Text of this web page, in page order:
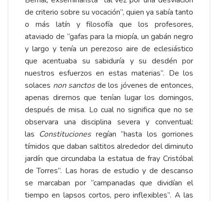
de criterio sobre su vocación”, quien ya sabía tanto
o más latín y filosofía que los profesores,
ataviado de “gafas para la miopía, un gabán negro
y largo y tenía un perezoso aire de eclesiástico
que acentuaba su sabiduría y su desdén por
nuestros esfuerzos en estas materias”. De los
solaces non sanctosde los jóvenes de entonces,
apenas diremos que tenían lugar los domingos,
después de misa. Lo cual no significa que no se
observara una disciplina severa y conventual:
las Constitucionesregían “hasta los gorriones
tímidos que daban saltitos alrededor del diminuto
jardín que circundaba la estatua de fray Cristóbal
de Torres”. Las horas de estudio y de descanso
se marcaban por “campanadas que dividían el
tiempo en lapsos cortos, pero inflexibles”. A las